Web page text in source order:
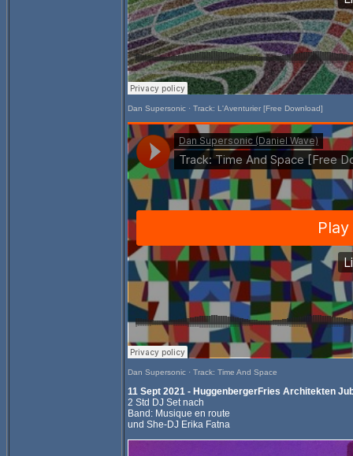
Dan Supersonic · Track: L'Aventurier [Free Download]
Dan Supersonic · Track: Time And Space
11 Sept 2021 - HuggenbergerFries Architekten
2 Std DJ Set nach
Band: Musique en route
und She-DJ Erika Fatna